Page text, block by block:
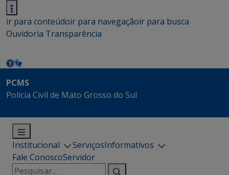
ir para conteúdoir para navegaçãoir para busca
Ouvidoria Transparência
PCMS
Polícia Civil de Mato Grosso do Sul
Institucional ServiçosInformativos
Fale ConoscoServidor
Pesquisar